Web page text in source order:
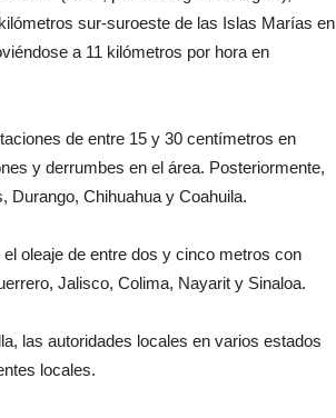
sur-suroeste de las Islas Marías en
a 11 kilómetros por hora en
de entre 15 y 30 centímetros en
y derrumbes en el área. Posteriormente,
Durango, Chihuahua y Coahuila.
oleaje de entre dos y cinco metros con
Jalisco, Colima, Nayarit y Sinaloa.
las autoridades locales en varios estados
locales.